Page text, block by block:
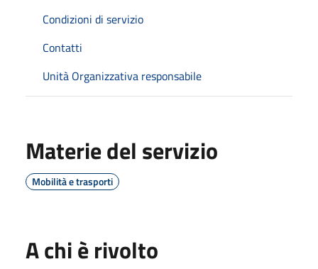
Condizioni di servizio
Contatti
Unità Organizzativa responsabile
Materie del servizio
Mobilità e trasporti
A chi è rivolto